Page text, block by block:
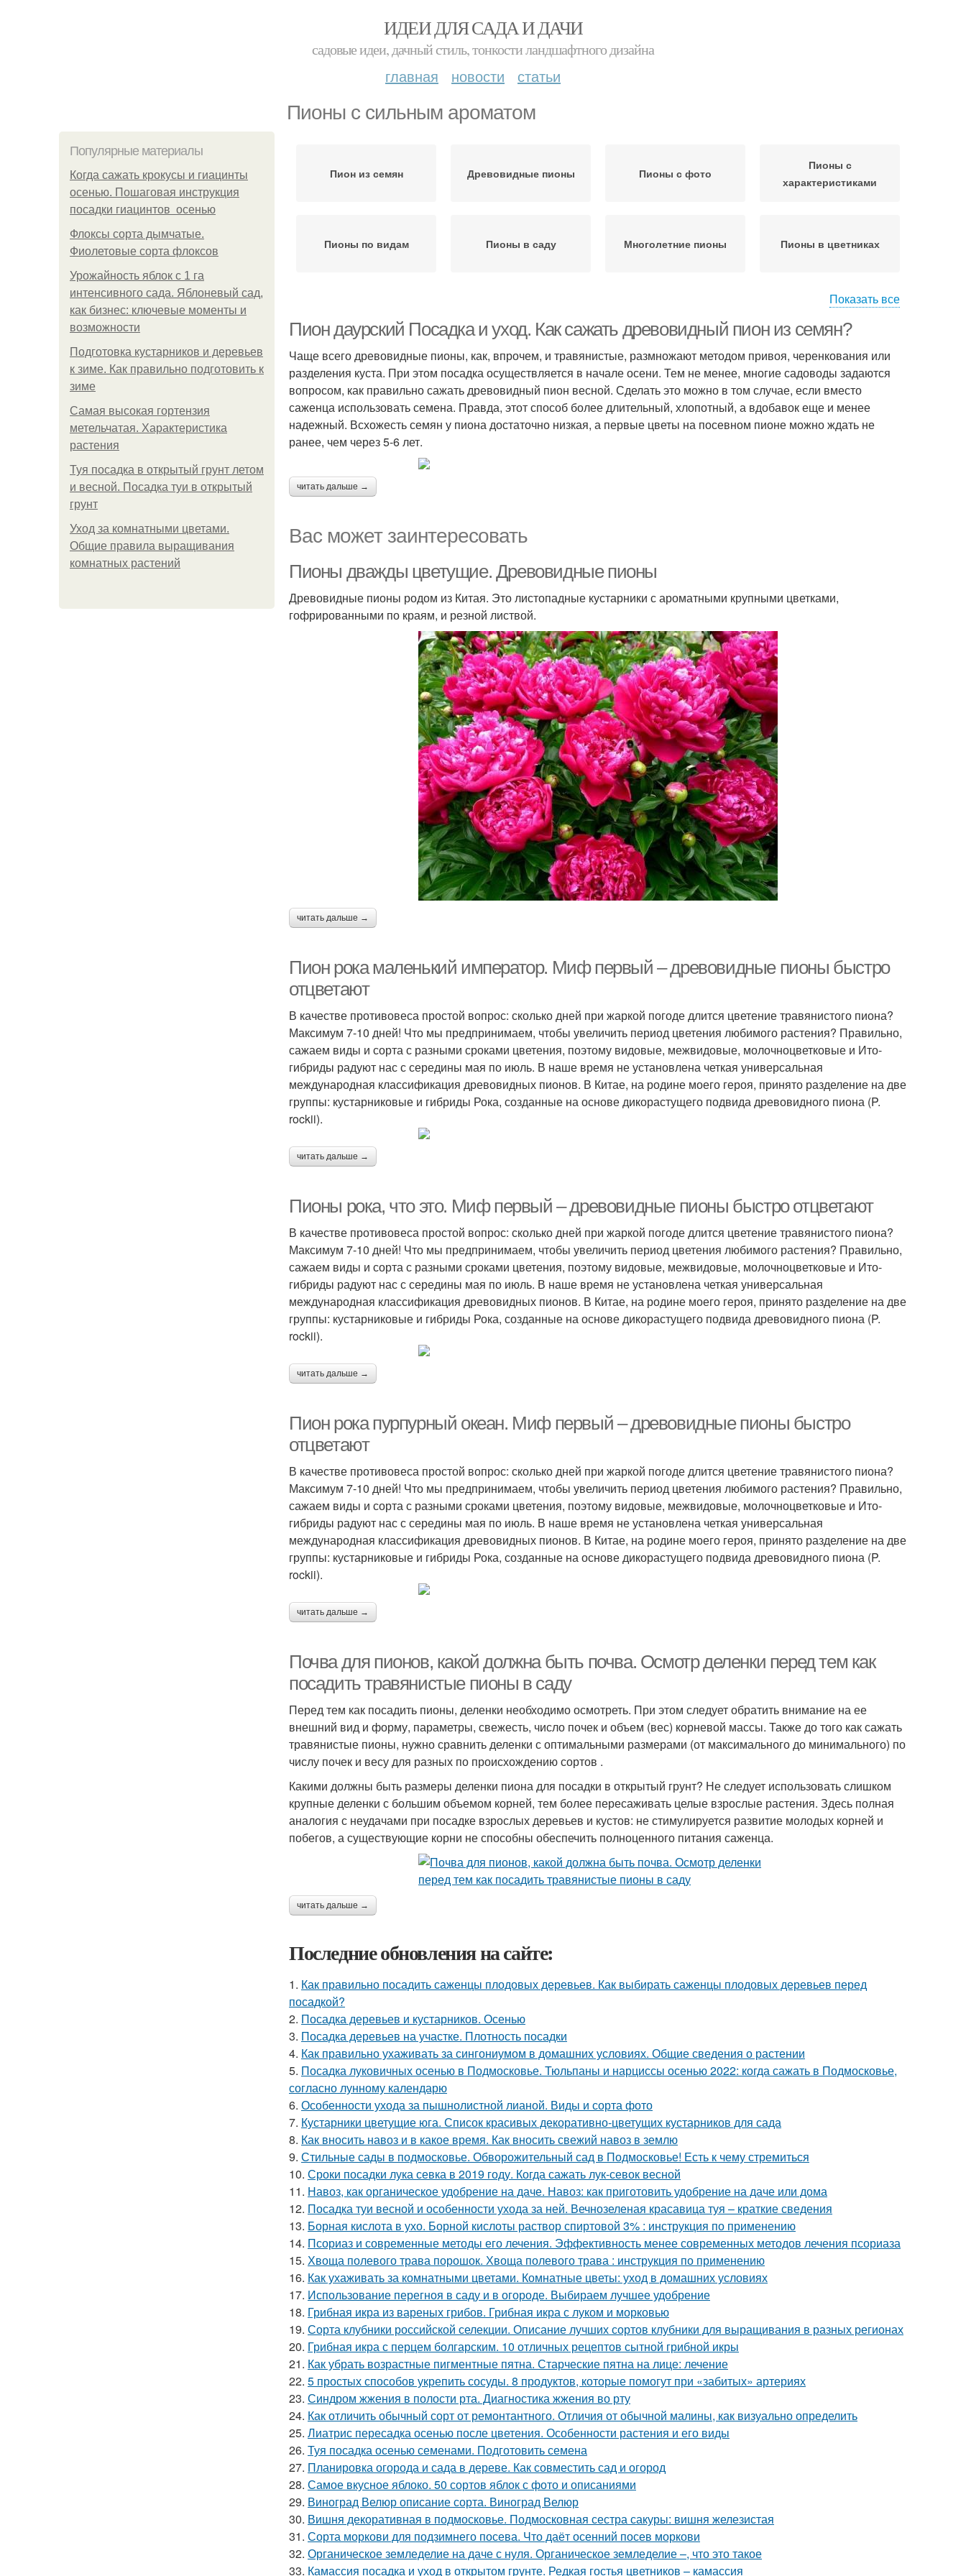
ИДЕИ ДЛЯ САДА И ДАЧИ
садовые идеи, дачный стиль, тонкости ландшафтного дизайна
главная новости статьи
Пионы с сильным ароматом
Популярные материалы
Когда сажать крокусы и гиацинты
осенью. Пошаговая инструкция
посадки гиацинтов осенью
Флоксы сорта дымчатые.
Фиолетовые сорта флоксов
Урожайность яблок с 1 га
интенсивного сада. Яблоневый сад,
как бизнес: ключевые моменты и
возможности
Подготовка кустарников и деревьев
к зиме. Как правильно подготовить к
зиме
Самая высокая гортензия
метельчатая. Характеристика
растения
Туя посадка в открытый грунт летом
и весной. Посадка туи в открытый
грунт
Уход за комнатными цветами.
Общие правила выращивания
комнатных растений
Пион из семян Древовидные пионы Пионы с фото
Пионы с
характеристиками
Пионы по видам Пионы в саду Многолетние пионы Пионы в цветниках
посадках
Показать все
Пион даурский Посадка и уход. Как сажать древовидный пион из семян?
Чаще всего древовидные пионы, как, впрочем, и травянистые, размножают методом привоя, черенкования или
разделения куста. При этом посадка осуществляется в начале осени. Тем не менее, многие садоводы задаются
вопросом, как правильно сажать древовидный пион весной. Сделать это можно в том случае, если вместо
саженца использовать семена. Правда, этот способ более длительный, хлопотный, а вдобавок еще и менее
надежный. Всхожесть семян у пиона достаточно низкая, а первые цветы на посевном пионе можно ждать не
ранее, чем через 5-6 лет.
читать дальше →
Вас может заинтересовать
Пионы дважды цветущие. Древовидные пионы
Древовидные пионы родом из Китая. Это листопадные кустарники с ароматными крупными цветками,
гофрированными по краям, и резной листвой.
читать дальше →
Пион рока маленький император. Миф первый – древовидные пионы быстро
отцветают
В качестве противовеса простой вопрос: сколько дней при жаркой погоде длится цветение травянистого пиона?
Максимум 7-10 дней! Что мы предпринимаем, чтобы увеличить период цветения любимого растения? Правильно,
сажаем виды и сорта с разными сроками цветения, поэтому видовые, межвидовые, молочноцветковые и Ито-
гибриды радуют нас с середины мая по июль. В наше время не установлена четкая универсальная
международная классификация древовидных пионов. В Китае, на родине моего героя, принято разделение на две
группы: кустарниковые и гибриды Рока, созданные на основе дикорастущего подвида древовидного пиона (P.
rockii).
читать дальше →
Пионы рока, что это. Миф первый – древовидные пионы быстро отцветают
В качестве противовеса простой вопрос: сколько дней при жаркой погоде длится цветение травянистого пиона?
Максимум 7-10 дней! Что мы предпринимаем, чтобы увеличить период цветения любимого растения? Правильно,
сажаем виды и сорта с разными сроками цветения, поэтому видовые, межвидовые, молочноцветковые и Ито-
гибриды радуют нас с середины мая по июль. В наше время не установлена четкая универсальная
международная классификация древовидных пионов. В Китае, на родине моего героя, принято разделение на две
группы: кустарниковые и гибриды Рока, созданные на основе дикорастущего подвида древовидного пиона (P.
rockii).
читать дальше →
Пион рока пурпурный океан. Миф первый – древовидные пионы быстро
отцветают
В качестве противовеса простой вопрос: сколько дней при жаркой погоде длится цветение травянистого пиона?
Максимум 7-10 дней! Что мы предпринимаем, чтобы увеличить период цветения любимого растения? Правильно,
сажаем виды и сорта с разными сроками цветения, поэтому видовые, межвидовые, молочноцветковые и Ито-
гибриды радуют нас с середины мая по июль. В наше время не установлена четкая универсальная
международная классификация древовидных пионов. В Китае, на родине моего героя, принято разделение на две
группы: кустарниковые и гибриды Рока, созданные на основе дикорастущего подвида древовидного пиона (P.
rockii).
читать дальше →
Почва для пионов, какой должна быть почва. Осмотр деленки перед тем как
посадить травянистые пионы в саду
Перед тем как посадить пионы, деленки необходимо осмотреть. При этом следует обратить внимание на ее
внешний вид и форму, параметры, свежесть, число почек и объем (вес) корневой массы. Также до того как сажать
травянистые пионы, нужно сравнить деленки с оптимальными размерами (от максимального до минимального) по
числу почек и весу для разных по происхождению сортов .
Какими должны быть размеры деленки пиона для посадки в открытый грунт? Не следует использовать слишком
крупные деленки с большим объемом корней, тем более пересаживать целые взрослые растения. Здесь полная
аналогия с неудачами при посадке взрослых деревьев и кустов: не стимулируется развитие молодых корней и
побегов, а существующие корни не способны обеспечить полноценного питания саженца.
читать дальше →
Последние обновления на сайте:
1. Как правильно посадить саженцы плодовых деревьев. Как выбирать саженцы плодовых деревьев перед
посадкой?
2. Посадка деревьев и кустарников. Осенью
3. Посадка деревьев на участке. Плотность посадки
4. Как правильно ухаживать за сингониумом в домашних условиях. Общие сведения о растении
5. Посадка луковичных осенью в Подмосковье. Тюльпаны и нарциссы осенью 2022: когда сажать в Подмосковье,
согласно лунному календарю
6. Особенности ухода за пышнолистной лианой. Виды и сорта фото
7. Кустарники цветущие юга. Список красивых декоративно-цветущих кустарников для сада
8. Как вносить навоз и в какое время. Как вносить свежий навоз в землю
9. Стильные сады в подмосковье. Обворожительный сад в Подмосковье! Есть к чему стремиться
10. Сроки посадки лука севка в 2019 году. Когда сажать лук-севок весной
11. Навоз, как органическое удобрение на даче. Навоз: как приготовить удобрение на даче или дома
12. Посадка туи весной и особенности ухода за ней. Вечнозеленая красавица туя – краткие сведения
13. Борная кислота в ухо. Борной кислоты раствор спиртовой 3% : инструкция по применению
14. Псориаз и современные методы его лечения. Эффективность менее современных методов лечения псориаза
15. Хвоща полевого трава порошок. Хвоща полевого трава : инструкция по применению
16. Как ухаживать за комнатными цветами. Комнатные цветы: уход в домашних условиях
17. Использование перегноя в саду и в огороде. Выбираем лучшее удобрение
18. Грибная икра из вареных грибов. Грибная икра с луком и морковью
19. Сорта клубники российской селекции. Описание лучших сортов клубники для выращивания в разных регионах
20. Грибная икра с перцем болгарским. 10 отличных рецептов сытной грибной икры
21. Как убрать возрастные пигментные пятна. Старческие пятна на лице: лечение
22. 5 простых способов укрепить сосуды. 8 продуктов, которые помогут при «забитых» артериях
23. Синдром жжения в полости рта. Диагностика жжения во рту
24. Как отличить обычный сорт от ремонтантного. Отличия от обычной малины, как визуально определить
25. Лиатрис пересадка осенью после цветения. Особенности растения и его виды
26. Туя посадка осенью семенами. Подготовить семена
27. Планировка огорода и сада в дереве. Как совместить сад и огород
28. Самое вкусное яблоко. 50 сортов яблок с фото и описаниями
29. Виноград Велюр описание сорта. Виноград Велюр
30. Вишня декоративная в подмосковье. Подмосковная сестра сакуры: вишня железистая
31. Сорта моркови для подзимнего посева. Что даёт осенний посев моркови
32. Органическое земледелие на даче с нуля. Органическое земледелие –, что это такое
33. Камассия посадка и уход в открытом грунте. Редкая гостья цветников – камассия